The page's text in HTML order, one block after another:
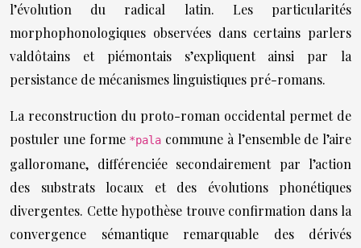
l’évolution du radical latin. Les particularités
morphophonologiques observées dans certains parlers
valdôtains et piémontais s’expliquent ainsi par la
persistance de mécanismes linguistiques pré-romans.
La reconstruction du proto-roman occidental permet de
postuler une forme *pala commune à l’ensemble de l’aire
galloromane, différenciée secondairement par l’action
des substrats locaux et des évolutions phonétiques
divergentes. Cette hypothèse trouve confirmation dans la
convergence sémantique remarquable des dérivés